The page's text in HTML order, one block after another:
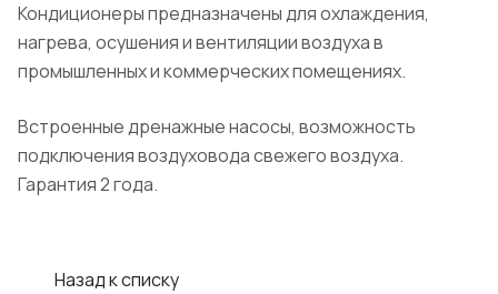
Кондиционеры предназначены для охлаждения,
нагрева, осушения и вентиляции воздуха в
промышленных и коммерческих помещениях.
Встроенные дренажные насосы, возможность
подключения воздуховода свежего воздуха.
Гарантия 2 года.
Назад к списку